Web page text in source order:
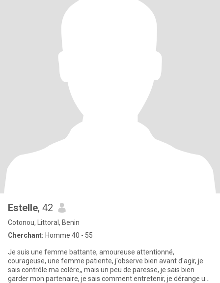
Estelle, 42
Cotonou, Littoral, Benin
Cherchant: Homme 40 - 55
Je suis une femme battante, amoureuse attentionné,
courageuse, une femme patiente, j'observe bien avant d'agir, je
sais contrôle ma colère,, mais un peu de paresse, je sais bien
garder mon partenaire, je sais comment entretenir, je dérange un